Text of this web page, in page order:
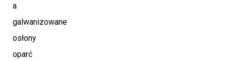
a
galwanizowane
osłony
oparć